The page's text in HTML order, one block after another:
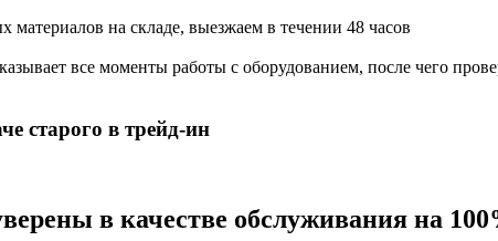
материалов на складе, выезжаем в течении 48 часов
все моменты работы с оборудованием, после чего
старого в трейд-ин
в качестве обслуживания на